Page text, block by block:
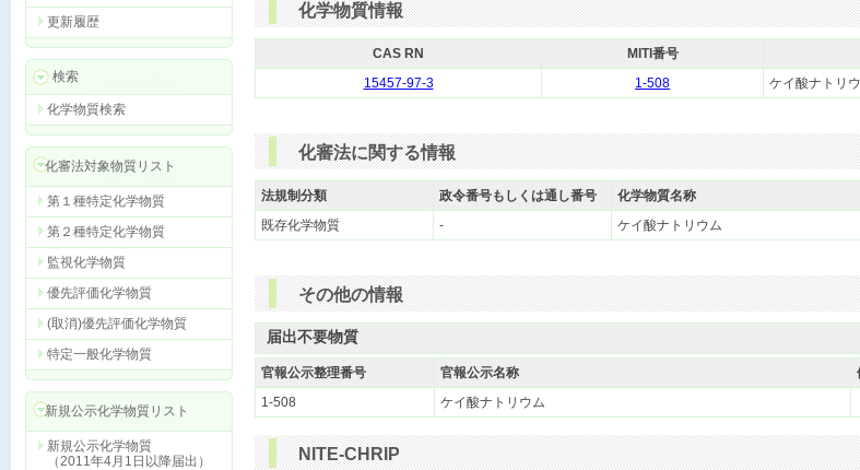
更新履歴
検索
化学物質検索
化審法対象物質リスト
第１種特定化学物質
第２種特定化学物質
監視化学物質
優先評価化学物質
(取消)優先評価化学物質
特定一般化学物質
新規公示化学物質リスト
新規公示化学物質
（2011年4月1日以降届出）
化学物質情報
CAS RN MITI番号
15457-97-3
1-508 ケイ酸ナトリ
化審法に関する情報
法規制分類 政令番号もしくは通し番号 化学物質名称
既存化学物質
- ケイ酸ナトリウム
その他の情報
届出不要物質
官報公示整理番号 官報公示名称
1-508
ケイ酸ナトリウム
NITE-CHRIP